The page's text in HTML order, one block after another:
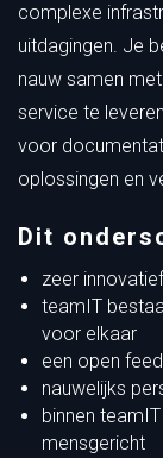
complexe
uitdagingen. Je
nauw samen
service te
voor
oplossingen en
Dit
zeer
teamIT
voor elkaar
een open
nauwelijks
binnen
mensgericht